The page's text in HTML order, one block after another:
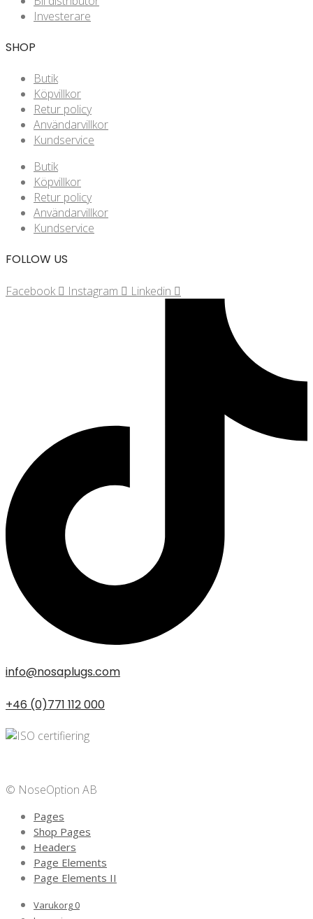
Investerare
SHOP
Butik
Köpvillkor
Retur policy
Användarvillkor
Kundservice
Butik
Köpvillkor
Retur policy
Användarvillkor
Kundservice
FOLLOW US
Facebook Instagram Linkedin
info@nosaplugs.com
+46 (0)771 112 000
© NoseOption AB
Pages
Shop Pages
Headers
Page Elements
Page Elements II
Varukorg 0